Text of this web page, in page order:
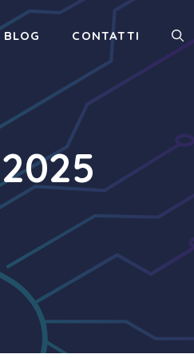
BLOG CONTATTI